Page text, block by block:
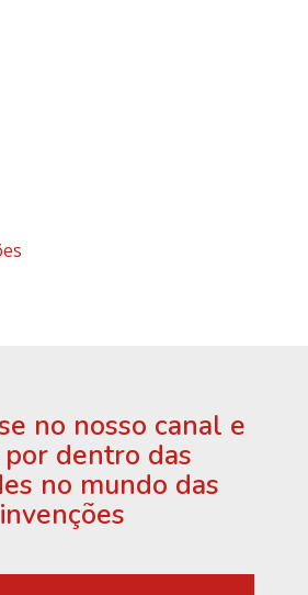
no nosso canal e
dentro das
no mundo das
invenções